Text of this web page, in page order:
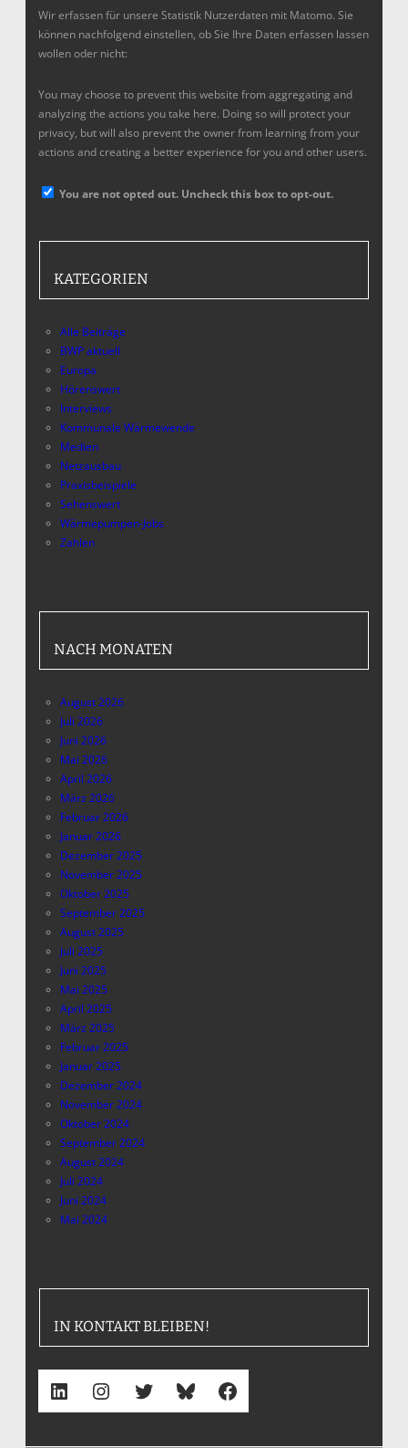
Wir erfassen für unsere Statistik Nutzerdaten mit Matomo. Sie
können nachfolgend einstellen, ob Sie Ihre Daten erfassen lassen
wollen oder nicht:
You may choose to prevent this website from aggregating and
analyzing the actions you take here. Doing so will protect your
privacy, but will also prevent the owner from learning from your
actions and creating a better experience for you and other users.
You are not opted out. Uncheck this box to opt-out.
KATEGORIEN
Alle Beiträge
BWP aktuell
Europa
Hörenswert
Interviews
Kommunale Wärmewende
Medien
Netzausbau
Praxisbeispiele
Sehenswert
Wärmepumpen-Jobs
Zahlen
NACH MONATEN
August 2026
Juli 2026
Juni 2026
Mai 2026
April 2026
März 2026
Februar 2026
Januar 2026
Dezember 2025
November 2025
Oktober 2025
September 2025
August 2025
Juli 2025
Juni 2025
Mai 2025
April 2025
März 2025
Februar 2025
Januar 2025
Dezember 2024
November 2024
Oktober 2024
September 2024
August 2024
Juli 2024
Juni 2024
Mai 2024
IN KONTAKT BLEIBEN!
LinkedIn Instagram Twitter Bluesky Facebook